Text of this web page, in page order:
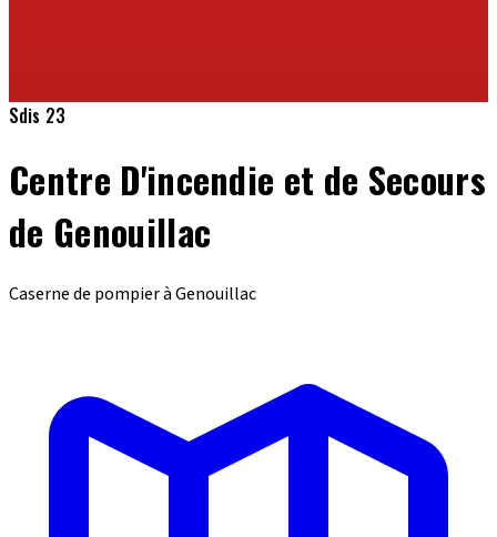
Sdis 23
Centre D'incendie et de Secours
de Genouillac
Caserne de pompier à Genouillac